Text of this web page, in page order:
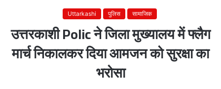
Uttarkashi पुलिस सामाजिक
उत्तरकाशी Polic ने जिला मुख्यालय में फ्लैग
मार्च निकालकर दिया आमजन को सुरक्षा का
भरोसा